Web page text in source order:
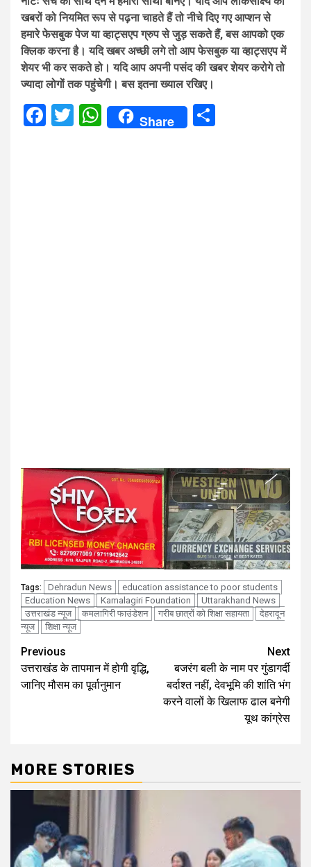
खबरों को नियमित रूप से पढ़ना चाहते हैं तो नीचे दिए गए आप्शन से
हमारे फेसबुक पेज या व्हाट्सएप ग्रुप से जुड़ सकते हैं, बस आपको एक
क्लिक करना है। यदि खबर अच्छी लगे तो आप फेसबुक या व्हाट्सएप में
शेयर भी कर सकते हो। यदि आप अपनी पसंद की खबर शेयर करोगे तो
ज्यादा लोगों तक पहुंचेगी। बस इतना ख्याल रखिए।
Facebook
Twitter
WhatsApp
Share
Tags: Dehradun News
education assistance to poor students
Education News
Kamalagiri Foundation
Uttarakhand News
उत्तराखंड न्यूज
कमलागिरी फाउंडेशन गरीब छात्रों को शिक्षा सहायता
देहरादून
न्यूज
शिक्षा न्यूज
Continue
Reading
Previous
उत्तराखंड के तापमान में होगी वृद्धि,
जानिए मौसम का पूर्वानुमान
Next
बजरंग बली के नाम पर गुंडागर्दी
बर्दाश्त नहीं, देवभूमि की शांति भंग
करने वालों के खिलाफ ढाल बनेगी
यूथ कांग्रेस
MORE STORIES